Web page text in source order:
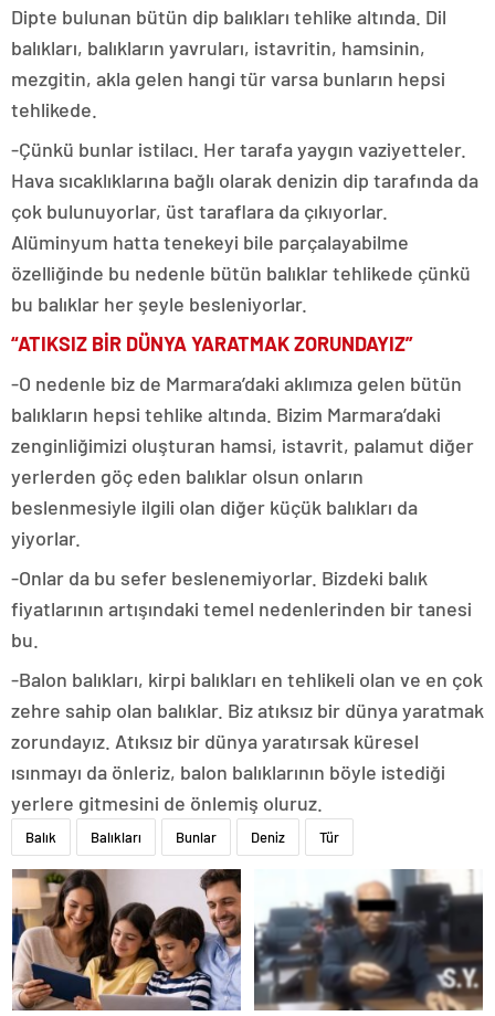
Dipte bulunan bütün dip balıkları tehlike altında. Dil
balıkları, balıkların yavruları, istavritin, hamsinin,
mezgitin, akla gelen hangi tür varsa bunların hepsi
tehlikede.
-Çünkü bunlar istilacı. Her tarafa yaygın vaziyetteler.
Hava sıcaklıklarına bağlı olarak denizin dip tarafında da
çok bulunuyorlar, üst taraflara da çıkıyorlar.
Alüminyum hatta tenekeyi bile parçalayabilme
özelliğinde bu nedenle bütün balıklar tehlikede çünkü
bu balıklar her şeyle besleniyorlar.
“ATIKSIZ BİR DÜNYA YARATMAK ZORUNDAYIZ”
-O nedenle biz de Marmara’daki aklımıza gelen bütün
balıkların hepsi tehlike altında. Bizim Marmara’daki
zenginliğimizi oluşturan hamsi, istavrit, palamut diğer
yerlerden göç eden balıklar olsun onların
beslenmesiyle ilgili olan diğer küçük balıkları da
yiyorlar.
-Onlar da bu sefer beslenemiyorlar. Bizdeki balık
fiyatlarının artışındaki temel nedenlerinden bir tanesi
bu.
-Balon balıkları, kirpi balıkları en tehlikeli olan ve en çok
zehre sahip olan balıklar. Biz atıksız bir dünya yaratmak
zorundayız. Atıksız bir dünya yaratırsak küresel
ısınmayı da önleriz, balon balıklarının böyle istediği
yerlere gitmesini de önlemiş oluruz.
Balık Balıkları Bunlar Deniz Tür